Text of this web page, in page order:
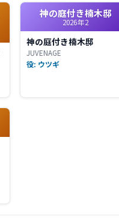
神の庭付き楠木邸
2026年2
神の庭付き楠木邸
JUVENAGE
役: ウツギ